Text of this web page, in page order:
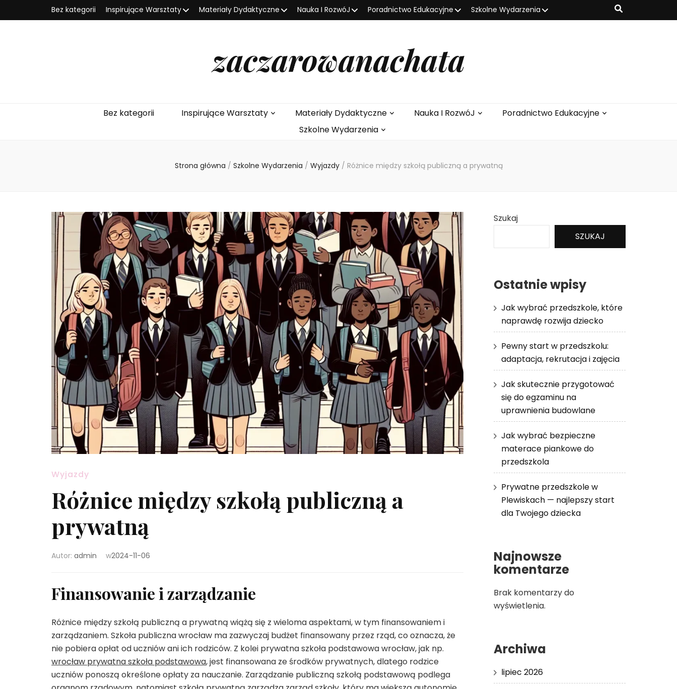
Bez kategorii Inspirujące Warsztaty Materiały Dydaktyczne Nauka I RozwóJ Poradnictwo Edukacyjne Szkolne Wydarzenia
zaczarowanachata
Bez kategorii Inspirujące Warsztaty Materiały Dydaktyczne Nauka I RozwóJ
Poradnictwo Edukacyjne
Szkolne Wydarzenia
Strona główna / Szkolne Wydarzenia / Wyjazdy / Różnice między szkołą publiczną a prywatną
Wyjazdy
Różnice między szkołą publiczną a
prywatną
Autor: admin w2024-11-06
Finansowanie i zarządzanie
Różnice między szkołą publiczną a prywatną wiążą się z wieloma aspektami, w tym finansowaniem i
zarządzaniem. Szkoła publiczna wrocław ma zazwyczaj budżet finansowany przez rząd, co oznacza, że
nie pobiera opłat od uczniów ani ich rodziców. Z kolei prywatna szkoła podstawowa wrocław, jak np.
wrocław prywatna szkoła podstawowa, jest finansowana ze środków prywatnych, dlatego rodzice
uczniów ponoszą określone opłaty za nauczanie. Zarządzanie publiczną szkołą podstawową podlega
Szukaj
SZUKAJ
Ostatnie wpisy
Jak wybrać przedszkole, które
naprawdę rozwija dziecko
Pewny start w przedszkolu:
adaptacja, rekrutacja i zajęcia
Jak skutecznie przygotować
się do egzaminu na
uprawnienia budowlane
Jak wybrać bezpieczne
materace piankowe do
przedszkola
Prywatne przedszkole w
Plewiskach — najlepszy start
dla Twojego dziecka
Najnowsze
komentarze
Brak komentarzy do
wyświetlenia.
Archiwa
lipiec 2026